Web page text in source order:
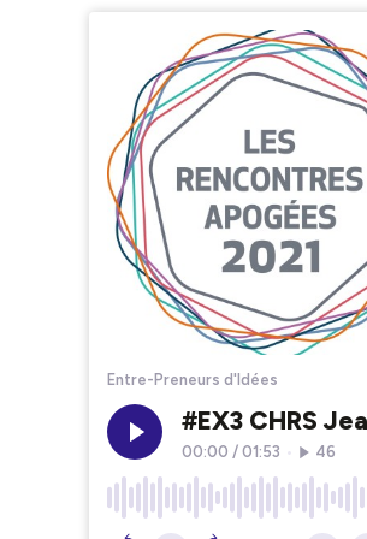
Entre-Preneurs d'Idées
#EX3 CHRS
00:00 / 01:53 46